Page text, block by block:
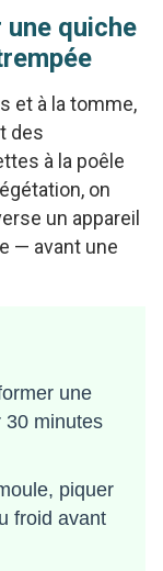
quiche
et à la tomme,
des
à la poêle
on
un appareil
— avant une
une
30 minutes
piquer
froid avant